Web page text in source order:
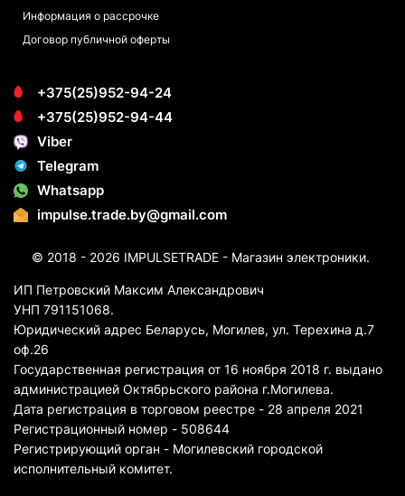
Информация о рассрочке
Договор публичной оферты
+375(25)952-94-24
+375(25)952-94-44
Viber
Telegram
Whatsapp
impulse.trade.by@gmail.com
© 2018 - 2026 IMPULSETRADE - Магазин электроники.
ИП Петровский Максим Александрович
УНП 791151068.
Юридический адрес Беларусь, Могилев, ул. Терехина д.7
оф.26
Государственная регистрация от 16 ноября 2018 г. выдано
администрацией Октябрьского района г.Могилева.
Дата регистрация в торговом реестре - 28 апреля 2021
Регистрационный номер - 508644
Регистрирующий орган - Могилевский городской
исполнительный комитет.